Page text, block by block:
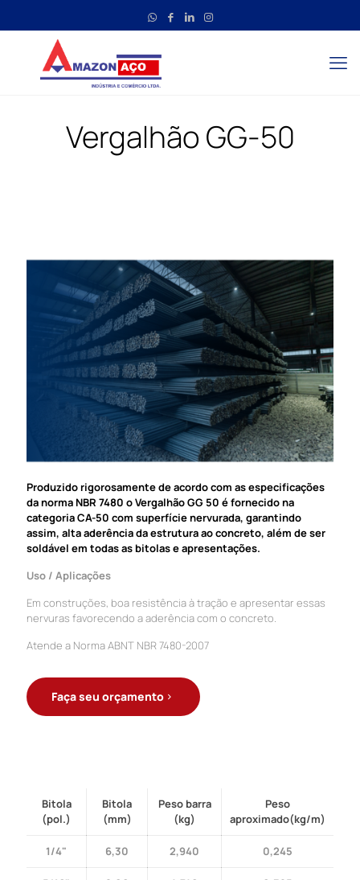
Vergalhão GG-50
Produzido rigorosamente de acordo com as especificações
da norma NBR 7480 o Vergalhão GG 50 é fornecido na
categoria CA-50 com superfície nervurada, garantindo
assim, alta aderência da estrutura ao concreto, além de ser
soldável em todas as bitolas e apresentações.
Uso / Aplicações
Em construções, boa resistência à tração e apresentar essas
nervuras favorecendo a aderência com o concreto.
Atende a Norma ABNT NBR 7480-2007
Faça seu orçamento
Bitola
(pol.)
Bitola
(mm)
Peso barra
(kg)
Peso
aproximado(kg/m)
1/4" 6,30 2,940 0,245